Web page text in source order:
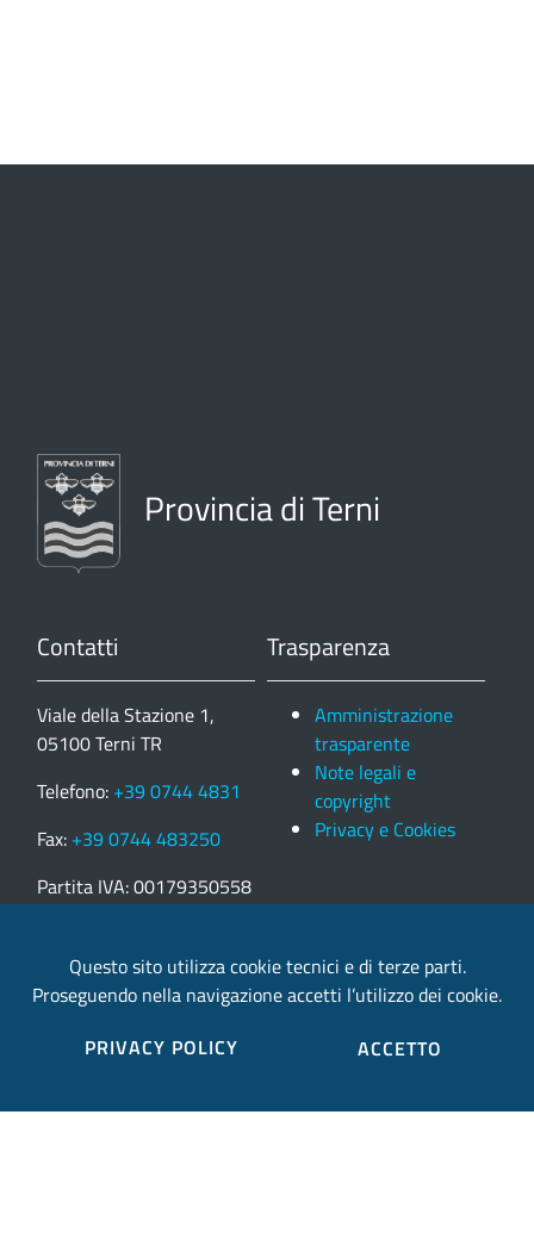
Provincia di Terni
Contatti
Viale della Stazione 1,
05100 Terni TR
Telefono: +39 0744 4831
Fax: +39 0744 483250
Partita IVA: 00179350558
email:
provincia.terni@postacert.umbria.it
Trasparenza
Amministrazione
trasparente
Note legali e
copyright
Privacy e Cookies
Credits
Sito web realizzato in collaborazione conGruppo
Questo sito utilizza cookie tecnici e di terze parti.
Proseguendo nella navigazione accetti l’utilizzo dei cookie.
PRIVACY POLICY
ACCETTO